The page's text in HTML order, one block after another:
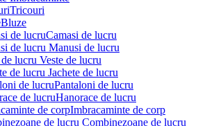
Tricouri
Bluze
Camasi de lucru
Manusi de lucru
Veste de lucru
Jachete de lucru
Pantaloni de lucru
Hanorace de lucru
Imbracaminte de corp
Combinezoane de lucru